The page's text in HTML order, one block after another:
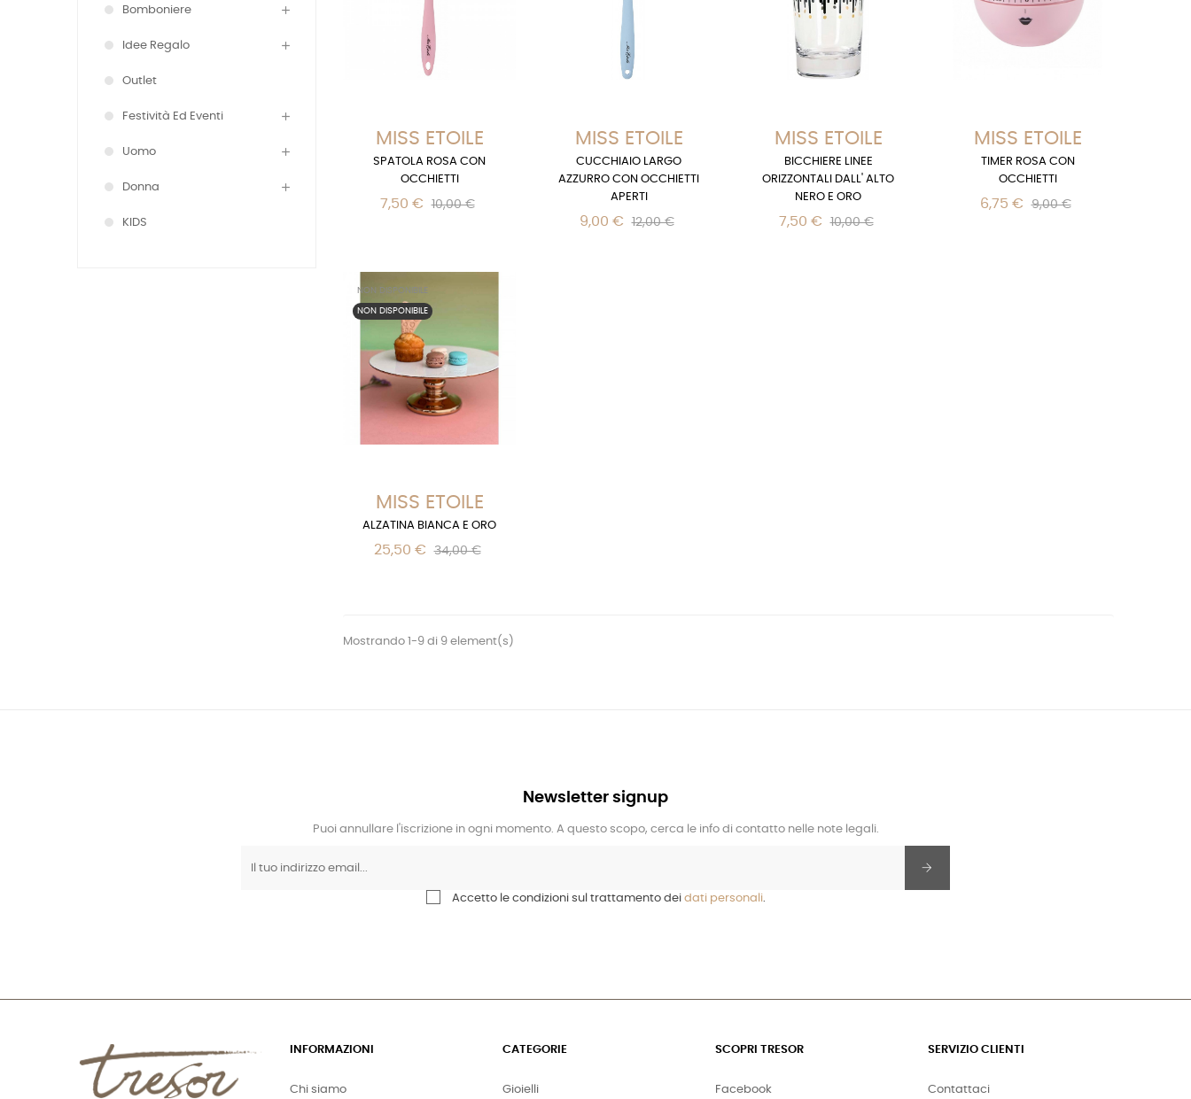
Bomboniere
Idee Regalo
Outlet
Festività Ed Eventi
Uomo
Donna
KIDS
MISS ETOILE
SPATOLA ROSA CON
OCCHIETTI
7,50 € 10,00 €
MISS ETOILE
CUCCHIAIO LARGO
AZZURRO CON OCCHIETTI
APERTI
9,00 € 12,00 €
MISS ETOILE
BICCHIERE LINEE
ORIZZONTALI DALL' ALTO
NERO E ORO
7,50 € 10,00 €
MISS ETOILE
TIMER ROSA CON
OCCHIETTI
6,75 € 9,00 €
NON DISPONIBILE
NON DISPONIBILE
MISS ETOILE
ALZATINA BIANCA E ORO
25,50 € 34,00 €
Mostrando 1-9 di 9 element(s)
Newsletter signup
Puoi annullare l'iscrizione in ogni momento. A questo scopo, cerca le info di contatto nelle note legali.
Accetto le condizioni sul trattamento dei dati personali.
INFORMAZIONI
Chi siamo
CATEGORIE
Gioielli
SCOPRI TRESOR
Facebook
SERVIZIO CLIENTI
Contattaci